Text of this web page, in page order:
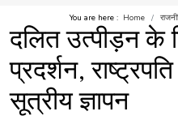
You are here : Home
दलित उत्पीड़न के
प्रदर्शन,
सूत्रीय ज्ञापन